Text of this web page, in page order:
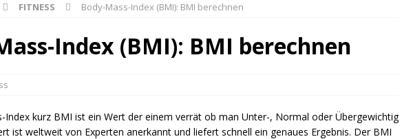
FITNESS Body-Mass-Index (BMI): BMI berechnen
Index (BMI): BMI berechnen
Index kurz BMI ist ein Wert der einem verrät ob man Unter-, Normal oder Übergewichtig
ist weltweit von Experten anerkannt und liefert schnell ein genaues Ergebnis. Der BMI